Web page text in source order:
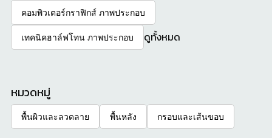
คอมพิวเตอร์กราฟิกส์ ภาพประกอบ
เทคนิคฮาล์ฟโทน ภาพประกอบ ดูทั้งหมด
หมวดหมู่
พื้นผิวและลวดลาย พื้นหลัง กรอบและเส้นขอบ